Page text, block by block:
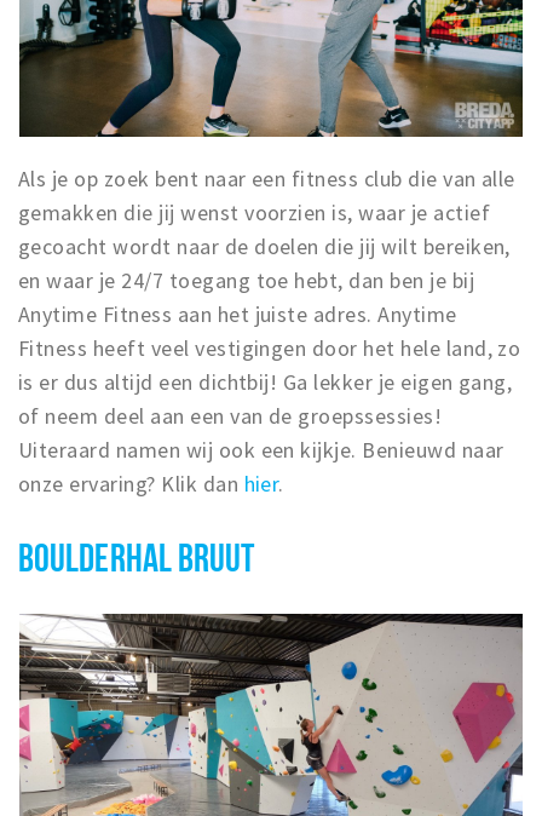
Als je op zoek bent naar een fitness club die van alle
gemakken die jij wenst voorzien is, waar je actief
gecoacht wordt naar de doelen die jij wilt bereiken,
en waar je 24/7 toegang toe hebt, dan ben je bij
Anytime Fitness aan het juiste adres. Anytime
Fitness heeft veel vestigingen door het hele land, zo
is er dus altijd een dichtbij! Ga lekker je eigen gang,
of neem deel aan een van de groepssessies!
Uiteraard namen wij ook een kijkje. Benieuwd naar
onze ervaring? Klik dan hier.
BOULDERHAL BRUUT